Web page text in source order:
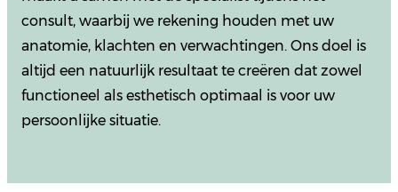
consult, waarbij we rekening houden met uw
anatomie, klachten en verwachtingen. Ons doel is
altijd een natuurlijk resultaat te creëren dat zowel
functioneel als esthetisch optimaal is voor uw
persoonlijke situatie.